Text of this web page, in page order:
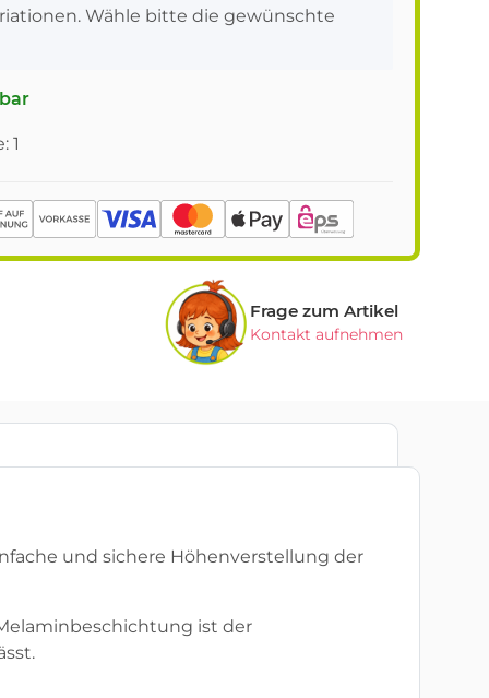
Wähle bitte die gewünschte
1
Frage zum Artikel
Kontakt aufnehmen
und sichere Höhenverstellung der
ist der